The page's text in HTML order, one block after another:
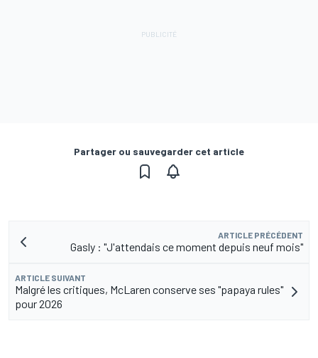
Partager ou sauvegarder cet article
ARTICLE PRÉCÉDENT
Gasly : "J'attendais ce moment depuis neuf mois"
ARTICLE SUIVANT
Malgré les critiques, McLaren conserve ses "papaya rules"
pour 2026